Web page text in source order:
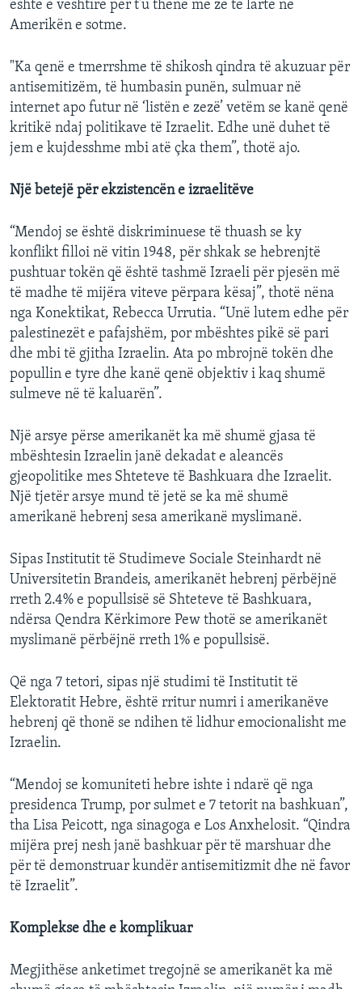
është e vështirë për t’u thënë me zë të lartë në
Amerikën e sotme.
"Ka qenë e tmerrshme të shikosh qindra të akuzuar për
antisemitizëm, të humbasin punën, sulmuar në
internet apo futur në ‘listën e zezë’ vetëm se kanë qenë
kritikë ndaj politikave të Izraelit. Edhe unë duhet të
jem e kujdesshme mbi atë çka them”, thotë ajo.
Një betejë për ekzistencën e izraelitëve
“Mendoj se është diskriminuese të thuash se ky
konflikt filloi në vitin 1948, për shkak se hebrenjtë
pushtuar tokën që është tashmë Izraeli për pjesën më
të madhe të mijëra viteve përpara kësaj”, thotë nëna
nga Konektikat, Rebecca Urrutia. “Unë lutem edhe për
palestinezët e pafajshëm, por mbështes pikë së pari
dhe mbi të gjitha Izraelin. Ata po mbrojnë tokën dhe
popullin e tyre dhe kanë qenë objektiv i kaq shumë
sulmeve në të kaluarën”.
Një arsye përse amerikanët ka më shumë gjasa të
mbështesin Izraelin janë dekadat e aleancës
gjeopolitike mes Shteteve të Bashkuara dhe Izraelit.
Një tjetër arsye mund të jetë se ka më shumë
amerikanë hebrenj sesa amerikanë myslimanë.
Sipas Institutit të Studimeve Sociale Steinhardt në
Universitetin Brandeis, amerikanët hebrenj përbëjnë
rreth 2.4% e popullsisë së Shteteve të Bashkuara,
ndërsa Qendra Kërkimore Pew thotë se amerikanët
myslimanë përbëjnë rreth 1% e popullsisë.
Që nga 7 tetori, sipas një studimi të Institutit të
Elektoratit Hebre, është rritur numri i amerikanëve
hebrenj që thonë se ndihen të lidhur emocionalisht me
Izraelin.
“Mendoj se komuniteti hebre ishte i ndarë që nga
presidenca Trump, por sulmet e 7 tetorit na bashkuan”,
tha Lisa Peicott, nga sinagoga e Los Anxhelosit. “Qindra
mijëra prej nesh janë bashkuar për të marshuar dhe
për të demonstruar kundër antisemitizmit dhe në favor
të Izraelit”.
Komplekse dhe e komplikuar
Megjithëse anketimet tregojnë se amerikanët ka më